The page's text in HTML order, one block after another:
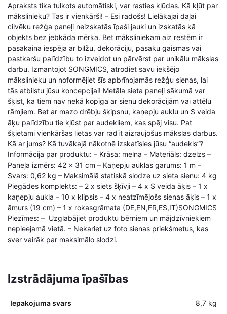
Apraksts tika tulkots automātiski, var rasties kļūdas. Kā kļūt par
mākslinieku? Tas ir vienkārši! – Esi radošs! Lielākajai daļai
cilvēku režģa paneļi neizskatās īpaši jauki un izskatās kā
objekts bez jebkāda mērķa. Bet māksliniekam aiz restēm ir
pasakaina iespēja ar bilžu, dekorāciju, pasaku gaismas vai
pastkaršu palīdzību to izveidot un pārvērst par unikālu mākslas
darbu. Izmantojot SONGMICS, atrodiet savu iekšējo
mākslinieku un noformējiet šīs apbrīnojamās režģu sienas, lai
tās atbilstu jūsu koncepcijai! Metāla sieta paneļi sākumā var
šķist, ka tiem nav nekā kopīga ar sienu dekorācijām vai attēlu
rāmjiem. Bet ar mazo drēbju šķipsnu, kaņepju auklu un S veida
āķu palīdzību tie kļūst par audekliem, kas spēj visu. Pat
šķietami vienkāršas lietas var radīt aizraujošus mākslas darbus.
Kā ar jums? Kā tuvākajā nākotnē izskatīsies jūsu “audekls”?
Informācija par produktu: – Krāsa: melna – Materiāls: dzelzs –
Paneļa izmērs: 42 x 31 cm – Kaņepju auklas garums: 1 m –
Svars: 0,62 kg – Maksimālā statiskā slodze uz sieta sienu: 4 kg
Piegādes komplekts: – 2 x siets šķīvji – 4 x S veida āķis – 1 x
kaņepju aukla – 10 x klipsis – 4 x neatzīmējošs sienas āķis – 1 x
āmurs (19 cm) – 1 x rokasgrāmata (DE,EN,FR,ES,IT)SONGMICS
Piezīmes: – Uzglabājiet produktu bērniem un mājdzīvniekiem
nepieejamā vietā. – Nekariet uz foto sienas priekšmetus, kas
sver vairāk par maksimālo slodzi.
Izstrādājuma īpašības
Iepakojuma svars 8,7 kg